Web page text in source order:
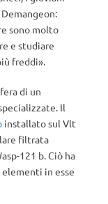
sono molto
e studiare
freddi».
di un
Il
installato sul Vlt
filtrata
121 b. Ciò ha
in esse